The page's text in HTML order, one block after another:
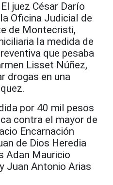
juez César Darío
Oficina Judicial de
de Montecristi,
la medida de
que pesaba
Lisset Núñez,
drogas en una
por 40 mil pesos
contra el mayor de
Encarnación
de Dios Heredia
Adan Mauricio
Juan Antonio Arias